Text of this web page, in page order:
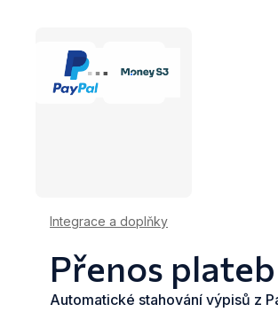
Integrace a doplňky
Přenos
Automatické stahování výpisů z